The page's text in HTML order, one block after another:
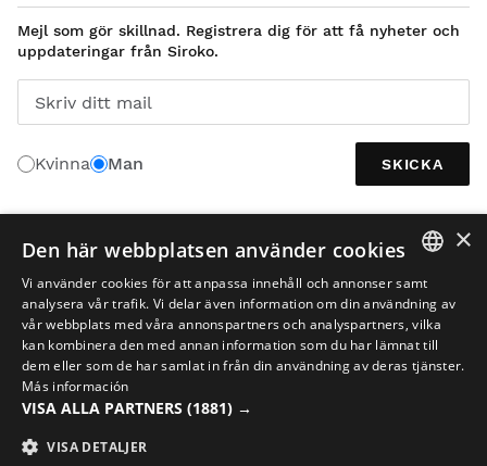
Mejl som gör skillnad. Registrera dig för att få nyheter och
uppdateringar från Siroko.
Skriv ditt mail
Kvinna Man SKICKA
SVENSKA
Rättsligt meddelande Cookies
SPANISH
ENGLISH
GREEK
×
Den här webbplatsen använder cookies
Vi använder cookies för att anpassa innehåll och annonser samt
analysera vår trafik. Vi delar även information om din användning av
vår webbplats med våra annonspartners och analyspartners, vilka
kan kombinera den med annan information som du har lämnat till
dem eller som de har samlat in från din användning av deras tjänster.
Más información
VISA ALLA PARTNERS (1881) →
VISA DETALJER